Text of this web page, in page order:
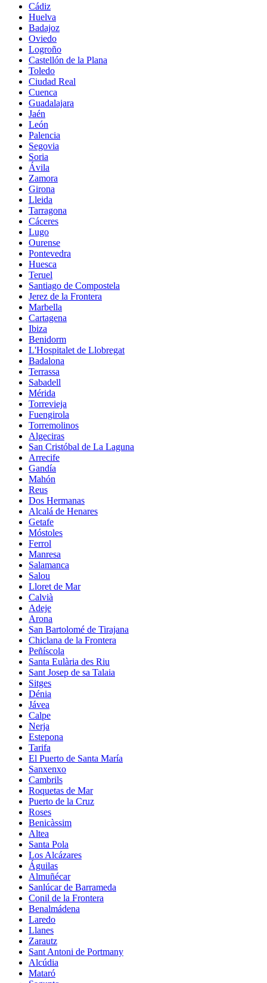
Cádiz
Huelva
Badajoz
Oviedo
Logroño
Castellón de la Plana
Toledo
Ciudad Real
Cuenca
Guadalajara
Jaén
León
Palencia
Segovia
Soria
Ávila
Zamora
Girona
Lleida
Tarragona
Cáceres
Lugo
Ourense
Pontevedra
Huesca
Teruel
Santiago de Compostela
Jerez de la Frontera
Marbella
Cartagena
Ibiza
Benidorm
L'Hospitalet de Llobregat
Badalona
Terrassa
Sabadell
Mérida
Torrevieja
Fuengirola
Torremolinos
Algeciras
San Cristóbal de La Laguna
Arrecife
Gandía
Mahón
Reus
Dos Hermanas
Alcalá de Henares
Getafe
Móstoles
Ferrol
Manresa
Salamanca
Salou
Lloret de Mar
Calvià
Adeje
Arona
San Bartolomé de Tirajana
Chiclana de la Frontera
Peñíscola
Santa Eulària des Riu
Sant Josep de sa Talaia
Sitges
Dénia
Jávea
Calpe
Nerja
Estepona
Tarifa
El Puerto de Santa María
Sanxenxo
Cambrils
Roquetas de Mar
Puerto de la Cruz
Roses
Benicàssim
Altea
Santa Pola
Los Alcázares
Águilas
Almuñécar
Sanlúcar de Barrameda
Conil de la Frontera
Benalmádena
Laredo
Llanes
Zarautz
Sant Antoni de Portmany
Alcúdia
Mataró